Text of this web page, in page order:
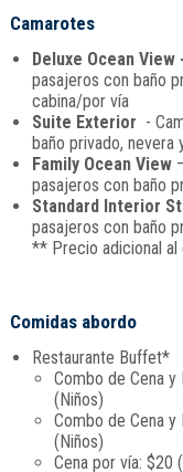
Camarotes
Deluxe Ocean View
pasajeros con baño
cabina/por vía
Suite Exterior -
baño privado, nevera
Family Ocean View
pasajeros con baño
Standard Interior
pasajeros con baño
** Precio adicional al
Comidas abordo
Restaurante Buffet*
Combo de Cena
(Niños)
Combo de Cena
(Niños)
Cena por vía: $20